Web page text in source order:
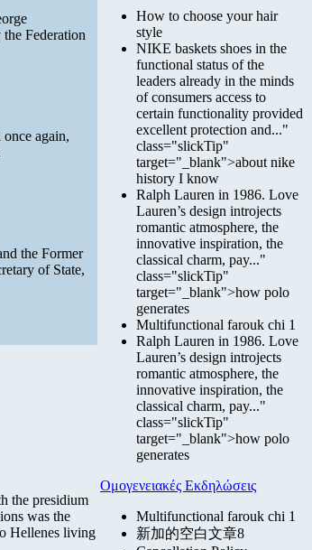
Federation
again,
the Former
of State,
the presidium
was the
Hellenes living
How to choose your hair
style
NIKE baskets shoes in the
functional status of the
leaders already in the minds
of consumers access to
certain functionality provided
excellent protection and..."
class="slickTip"
target="_blank">about nike
history I know
Ralph Lauren in 1986. Love
Lauren’s design introjects
romantic atmosphere, the
innovative inspiration, the
classical charm, pay..."
class="slickTip"
target="_blank">how polo
generates
Multifunctional farouk chi 1
Ralph Lauren in 1986. Love
Lauren’s design introjects
romantic atmosphere, the
innovative inspiration, the
classical charm, pay..."
class="slickTip"
target="_blank">how polo
generates
Ομογενειακές Εκδηλώσεις
Multifunctional farouk chi 1
新加的空白文章8